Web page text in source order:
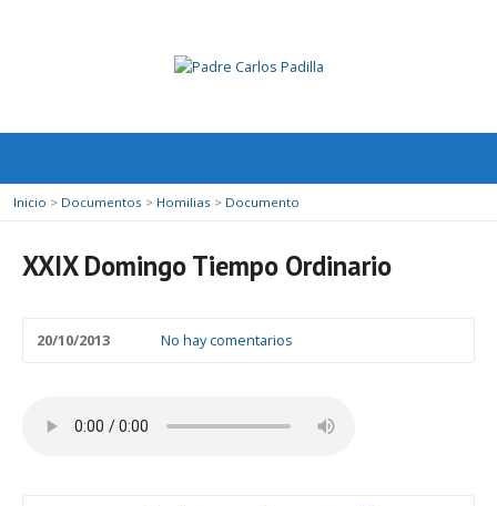
Inicio > Documentos > Homilias > Documento
XXIX Domingo Tiempo Ordinario
20/10/2013 No hay comentarios